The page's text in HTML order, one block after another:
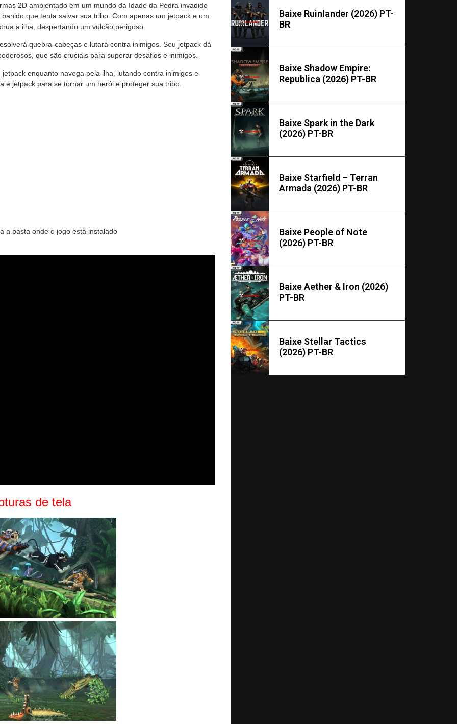
2D ambientado em um mundo da Idade da Pedra invadido
que tenta salvar sua tribo. Com apenas um jetpack e um
a ilha, despertando um vulcão perigoso.
quebra-cabeças e lutará contra inimigos. Seu jetpack dá
que são cruciais para superar desafios e inimigos.
enquanto navega pela ilha, lutando contra inimigos e
e jetpack para se tornar um herói e proteger sua tribo.
a pasta onde o jogo está instalado
de tela
Baixe Ruinlander (2026) PT-
BR
Baixe Shadow Empire:
Republica (2026) PT-BR
Baixe Spark in the Dark
(2026) PT-BR
Baixe Starfield – Terran
Armada (2026) PT-BR
Baixe People of Note
(2026) PT-BR
Baixe Aether & Iron (2026)
PT-BR
Baixe Stellar Tactics
(2026) PT-BR